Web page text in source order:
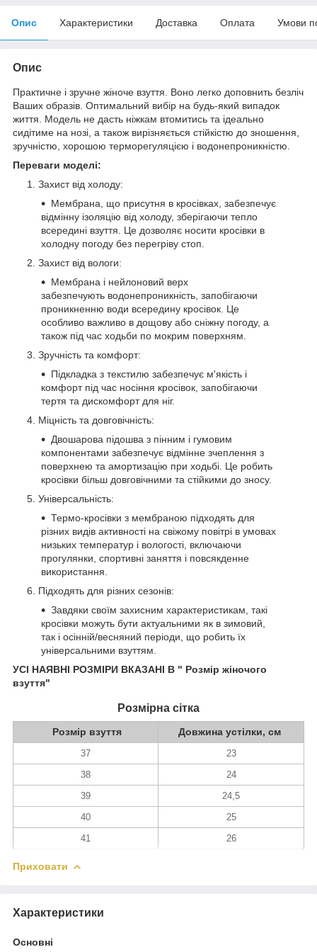
Опис Характеристики Доставка Оплата Умови
Опис
Практичне і зручне жіноче взуття. Воно легко доповнить безліч
Ваших образів. Оптимальний вибір на будь-який випадок
життя. Модель не дасть ніжкам втомитись та ідеально
сидітиме на нозі, а також вирізняється стійкістю до зношення,
зручністю, хорошою терморегуляцією і водонепроникністю.
Переваги моделі:
Захист від холоду:
Мембрана, що присутня в кросівках, забезпечує
відмінну ізоляцію від холоду, зберігаючи тепло
всередині взуття. Це дозволяє носити кросівки в
холодну погоду без перегріву стоп.
Захист від вологи:
Мембрана і нейлоновий верх
забезпечують водонепроникність, запобігаючи
проникненню води всередину кросівок. Це
особливо важливо в дощову або сніжну погоду, а
також під час ходьби по мокрим поверхням.
Зручність та комфорт:
Підкладка з текстилю забезпечує м'якість і
комфорт під час носіння кросівок, запобігаючи
тертя та дискомфорт для ніг.
Міцність та довговічність:
Двошарова підошва з пінним і гумовим
компонентами забезпечує відмінне зчеплення з
поверхнею та амортизацію при ходьбі. Це робить
кросівки більш довговічними та стійкими до зносу.
Універсальність:
Термо-кросівки з мембраною підходять для
різних видів активності на свіжому повітрі в умовах
низьких температур і вологості, включаючи
прогулянки, спортивні заняття і повсякденне
використання.
Підходять для різних сезонів:
Завдяки своїм захисним характеристикам, такі
кросівки можуть бути актуальними як в зимовий,
так і осінній/весняний періоди, що робить їх
універсальними взуттям.
УСІ НАЯВНІ РОЗМІРИ ВКАЗАНІ В " Розмір жіночого
взуття"
Розмірна сітка
Розмір взуття Довжина устілки, см
37
23
38
24
39
24,5
40
25
41
26
Приховати
Характеристики
Основні